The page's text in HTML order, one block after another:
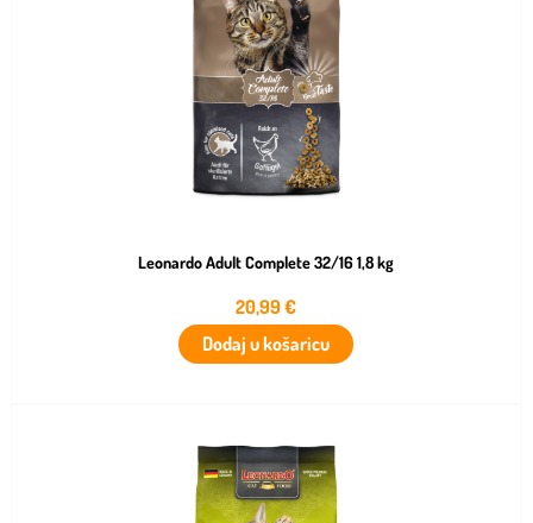
Leonardo Adult Complete 32/16 1,8 kg
20,99€
Dodaj u košaricu